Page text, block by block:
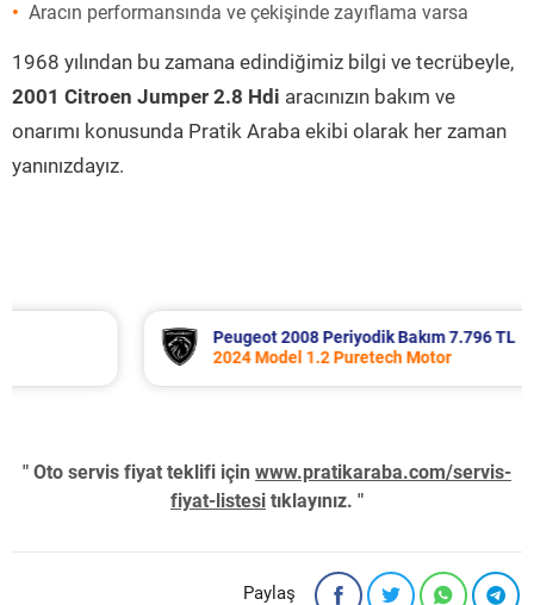
Aracın performansında ve çekişinde zayıflama varsa
1968 yılından bu zamana edindiğimiz bilgi ve tecrübeyle,
2001 Citroen Jumper 2.8 Hdi aracınızın bakım ve
onarımı konusunda Pratik Araba ekibi olarak her zaman
yanınızdayız.
Peugeot 2008 Periyodik Bakım 7.796 TL
2024 Model 1.2 Puretech Motor
" Oto servis fiyat teklifi için www.pratikaraba.com/servis-
fiyat-listesi tıklayınız. "
Paylaş